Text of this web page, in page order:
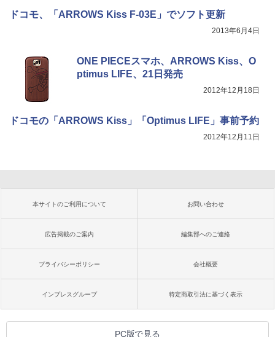
ドコモ、「ARROWS Kiss F-03E」でソフト更新
2013年6月4日
ONE PIECEスマホ、ARROWS Kiss、O
ptimus LIFE、21日発売
2012年12月18日
ドコモの「ARROWS Kiss」「Optimus LIFE」事前予約
2012年12月11日
本サイトのご利用について お問い合わせ
広告掲載のご案内 編集部へのご連絡
プライバシーポリシー 会社概要
インプレスグループ 特定商取引法に基づく表示
PC版で見る